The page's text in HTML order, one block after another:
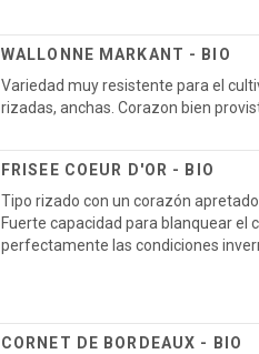
WALLONNE MARKANT - BIO
Variedad muy resistente para el
rizadas, anchas. Corazon bien
FRISEE COEUR D'OR - BIO
Tipo rizado con un corazón
Fuerte capacidad para blanquear
perfectamente las condiciones
CORNET DE BORDEAUX - BIO